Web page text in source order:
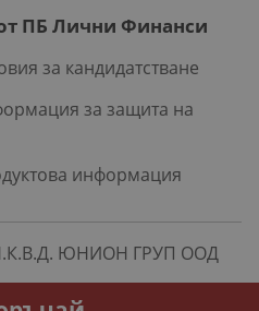
ПБ Лични Финанси
за кандидатстване
за защита на
информация
ЮНИОН ГРУП ООД